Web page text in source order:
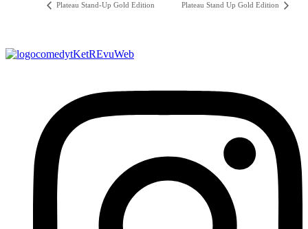
Plateau Stand-Up Gold Edition Plateau Stand Up Gold Edition